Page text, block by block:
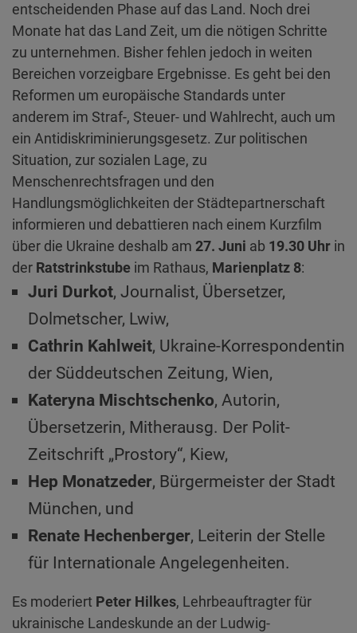
entscheidenden Phase auf das Land. Noch drei
Monate hat das Land Zeit, um die nötigen Schritte
zu unternehmen. Bisher fehlen jedoch in weiten
Bereichen vorzeigbare Ergebnisse. Es geht bei den
Reformen um europäische Standards unter
anderem im Straf-, Steuer- und Wahlrecht, auch um
ein Antidiskriminierungsgesetz. Zur politischen
Situation, zur sozialen Lage, zu
Menschenrechtsfragen und den
Handlungsmöglichkeiten der Städtepartnerschaft
informieren und debattieren nach einem Kurzfilm
über die Ukraine deshalb am 27. Juni ab 19.30 Uhr in
der Ratstrinkstube im Rathaus, Marienplatz 8:
Juri Durkot, Journalist, Übersetzer,
Dolmetscher, Lwiw,
Cathrin Kahlweit, Ukraine-Korrespondentin
der Süddeutschen Zeitung, Wien,
Kateryna Mischtschenko, Autorin,
Übersetzerin, Mitherausg. Der Polit-
Zeitschrift „Prostory“, Kiew,
Hep Monatzeder, Bürgermeister der Stadt
München, und
Renate Hechenberger, Leiterin der Stelle
für Internationale Angelegenheiten.
Es moderiert Peter Hilkes, Lehrbeauftragter für
ukrainische Landeskunde an der Ludwig-